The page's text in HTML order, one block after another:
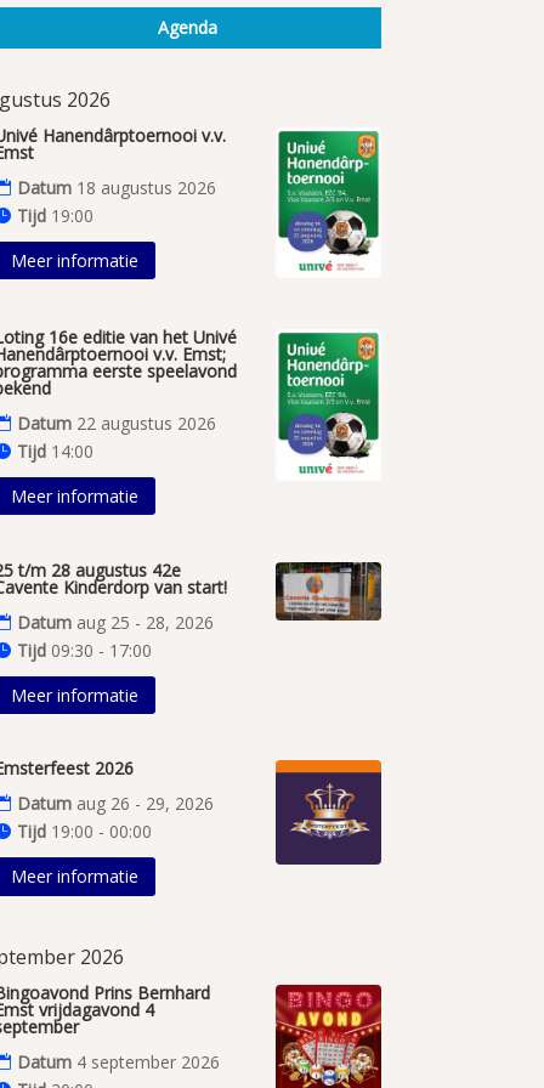
Agenda
2026
Hanendârptoernooi v.v.
Datum 18 augustus 2026
Tijd 19:00
Meer informatie
16e editie van het Univé
v.v. Emst;
eerste speelavond
Datum 22 augustus 2026
Tijd 14:00
Meer informatie
t/m 28 augustus 42e
Kinderdorp van start!
Datum aug 25 - 28, 2026
Tijd 09:30 - 17:00
Meer informatie
2026
Datum aug 26 - 29, 2026
Tijd 19:00 - 00:00
Meer informatie
2026
Prins Bernhard
vrijdagavond 4
Datum 4 september 2026